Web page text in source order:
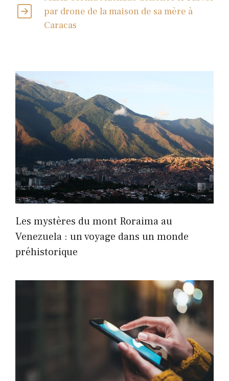
par drone de la maison de sa mère à
Caracas
Les mystères du mont Roraima au
Venezuela : un voyage dans un monde
préhistorique